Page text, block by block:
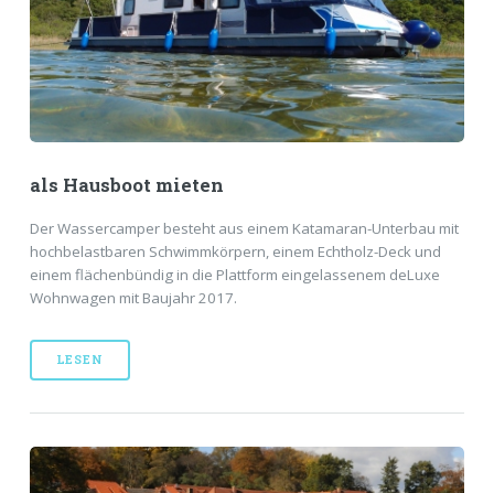
als Hausboot mieten
Der Wassercamper besteht aus einem Katamaran-Unterbau mit
hochbelastbaren Schwimmkörpern, einem Echtholz-Deck und
einem flächenbündig in die Plattform eingelassenem deLuxe
Wohnwagen mit Baujahr 2017.
LESEN